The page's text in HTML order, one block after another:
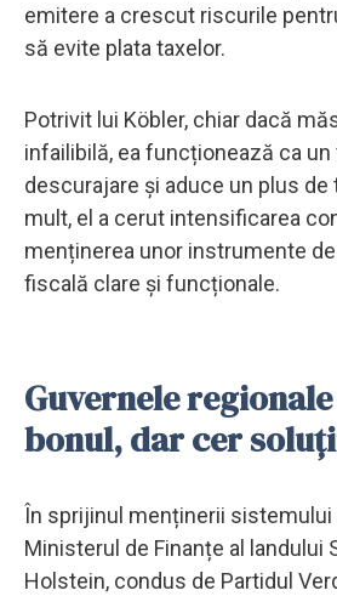
emitere a crescut riscurile
să evite plata taxelor.
Potrivit lui Köbler, chiar dacă
infailibilă, ea funcționează ca
descurajare și aduce un plus de
mult, el a cerut intensificarea
menținerea unor instrumente
fiscală clare și funcționale.
Guvernele
bonul, dar cer
În sprijinul menținerii sistemului
Ministerul de Finanțe al landului
Holstein, condus de Partidul